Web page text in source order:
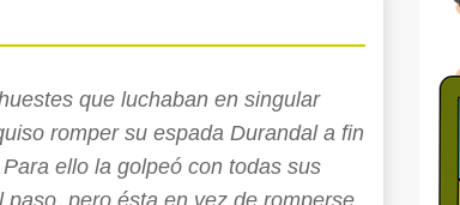
que luchaban en singular
romper su espada Durandal a fin
ello la golpeó con todas sus
pero ésta en vez de romperse